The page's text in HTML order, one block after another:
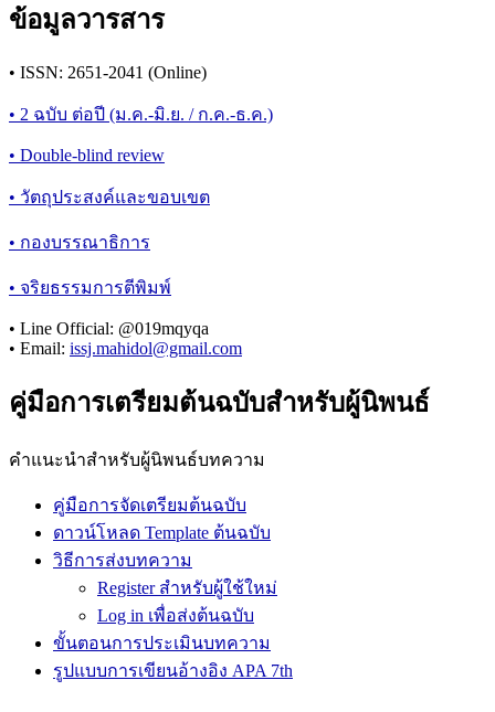
ข้อมูลวารสาร
• ISSN: 2651-2041 (Online)
• 2 ฉบับ ต่อปี (ม.ค.-มิ.ย. / ก.ค.-ธ.ค.)
• Double-blind review
• วัตถุประสงค์และขอบเขต
• กองบรรณาธิการ
• จริยธรรมการตีพิมพ์
• Line Official: @019mqyqa
• Email: issj.mahidol@gmail.com
คู่มือการเตรียมต้นฉบับสำหรับผู้นิพนธ์
คำแนะนำสำหรับผู้นิพนธ์บทความ
คู่มือการจัดเตรียมต้นฉบับ
ดาวน์โหลด Template ต้นฉบับ
วิธีการส่งบทความ
Register สำหรับผู้ใช้ใหม่
Log in เพื่อส่งต้นฉบับ
ขั้นตอนการประเมินบทความ
รูปแบบการเขียนอ้างอิง APA 7th